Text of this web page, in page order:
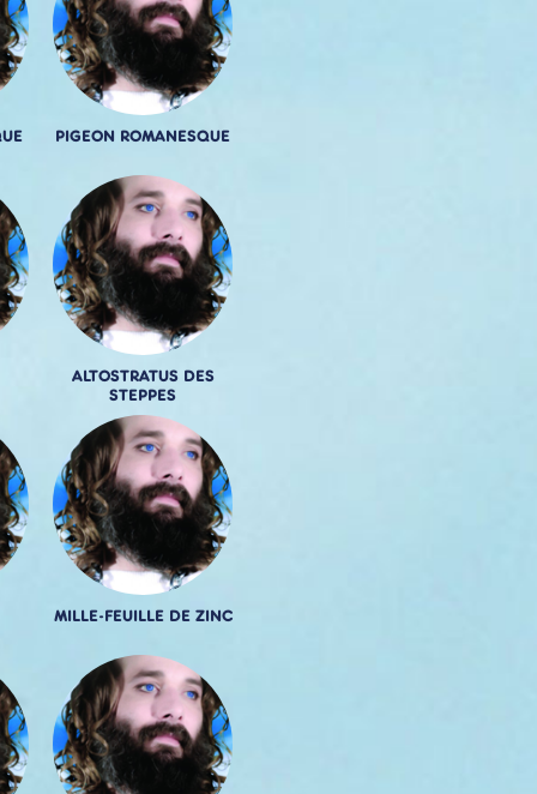
PIGEON ROMANESQUE
ALTOSTRATUS DES
STEPPES
MILLE-FEUILLE DE ZINC